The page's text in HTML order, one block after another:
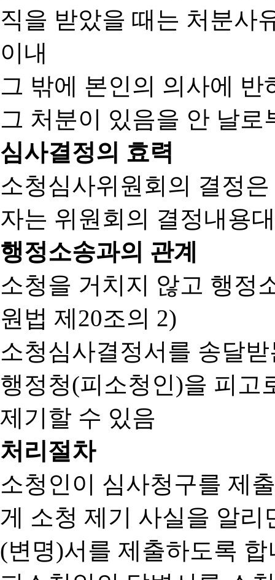
직을 받았을 때는 처분사
이내
그 밖에 본인의 의사에
그 처분이 있음을 안 날로
심사결정의 효력
소청심사위원회의 결정
자는 위원회의 결정내용
행정소송과의 관계
소청을 거치지 않고 행정
원법 제20조의 2)
소청심사결정서를 송달
행정청(피소청인)을 피고
제기할 수 있음
처리절차
소청인이 심사청구를 제
게 소청 제기 사실을 알
(변명)서를 제출하도록 합